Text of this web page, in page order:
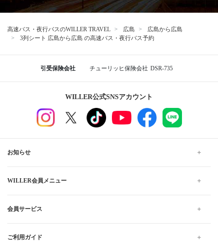
高速バス・夜行バスのWILLER TRAVEL 広島
広島から広島
3列シート 広島から広島 の高速バス・夜行バス予約
引受保険会社 チューリッヒ保険会社 DSR-735
WILLER公式SNSアカウント
お知らせ
WILLER会員メニュー
会員サービス
ご利用ガイド